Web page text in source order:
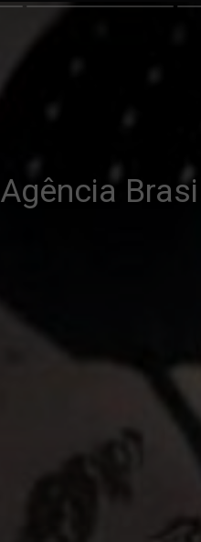
Agência